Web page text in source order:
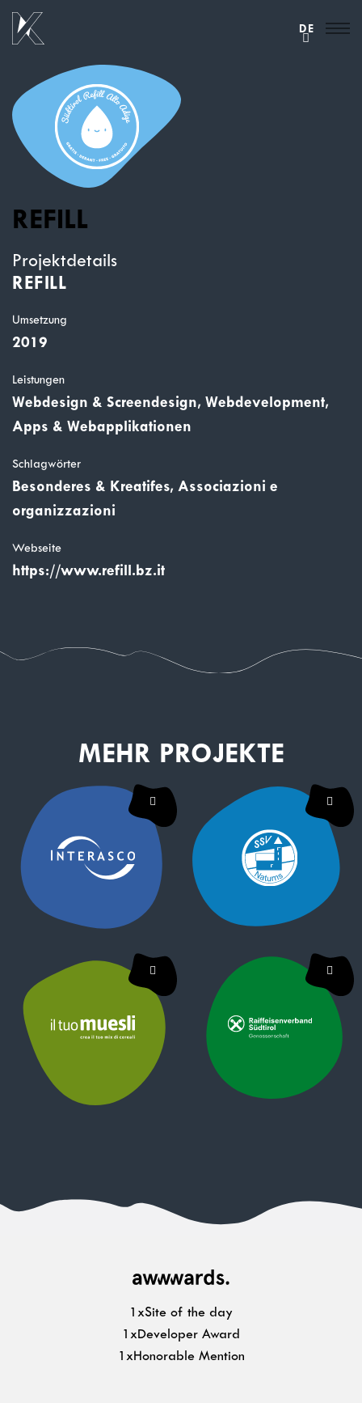
DE
REFILL
Projektdetails
REFILL
Umsetzung
2019
Leistungen
Webdesign & Screendesign, Webdevelopment,
Apps & Webapplikationen
Schlagwörter
Besonderes & Kreatifes, Associazioni e
organizzazioni
Webseite
https://www.refill.bz.it
MEHR PROJEKTE
1xSite of the day
1xDeveloper Award
1xHonorable Mention